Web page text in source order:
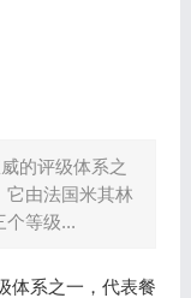
的评级体系之
它由法国米其林
个等级...
体系之一，代表餐